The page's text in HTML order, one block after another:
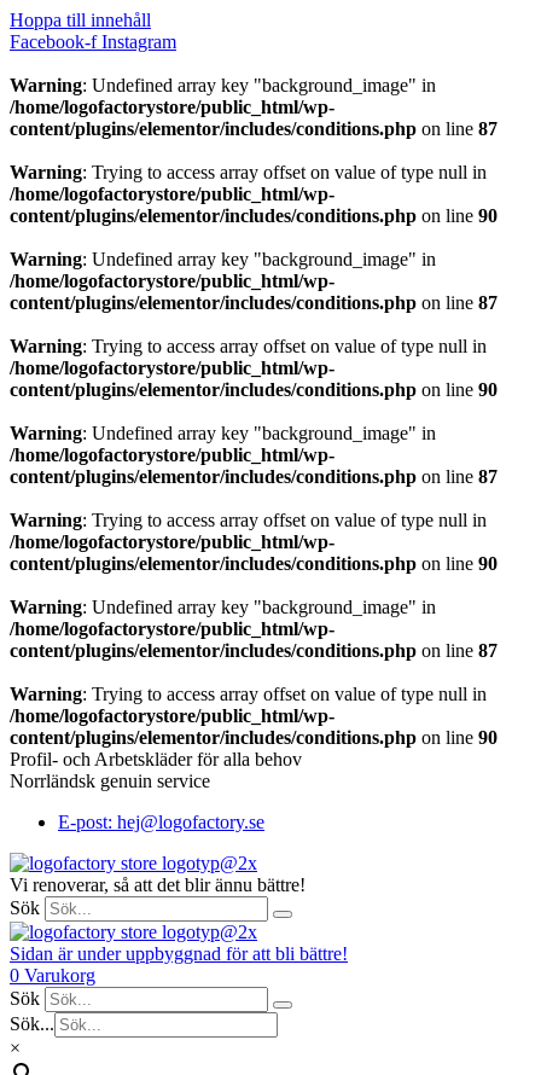
Hoppa till innehåll
Facebook-f Instagram
Warning: Undefined array key "background_image" in
/home/logofactorystore/public_html/wp-
content/plugins/elementor/includes/conditions.php on line 87
Warning: Trying to access array offset on value of type null in
/home/logofactorystore/public_html/wp-
content/plugins/elementor/includes/conditions.php on line 90
Warning: Undefined array key "background_image" in
/home/logofactorystore/public_html/wp-
content/plugins/elementor/includes/conditions.php on line 87
Warning: Trying to access array offset on value of type null in
/home/logofactorystore/public_html/wp-
content/plugins/elementor/includes/conditions.php on line 90
Warning: Undefined array key "background_image" in
/home/logofactorystore/public_html/wp-
content/plugins/elementor/includes/conditions.php on line 87
Warning: Trying to access array offset on value of type null in
/home/logofactorystore/public_html/wp-
content/plugins/elementor/includes/conditions.php on line 90
Warning: Undefined array key "background_image" in
/home/logofactorystore/public_html/wp-
content/plugins/elementor/includes/conditions.php on line 87
Warning: Trying to access array offset on value of type null in
/home/logofactorystore/public_html/wp-
content/plugins/elementor/includes/conditions.php on line 90
Profil- och Arbetskläder för alla behov
Norrländsk genuin service
E-post: hej@logofactory.se
Vi renoverar, så att det blir ännu bättre!
Sök
Sidan är under uppbyggnad för att bli bättre!
0 Varukorg
Sök
Sök...
×